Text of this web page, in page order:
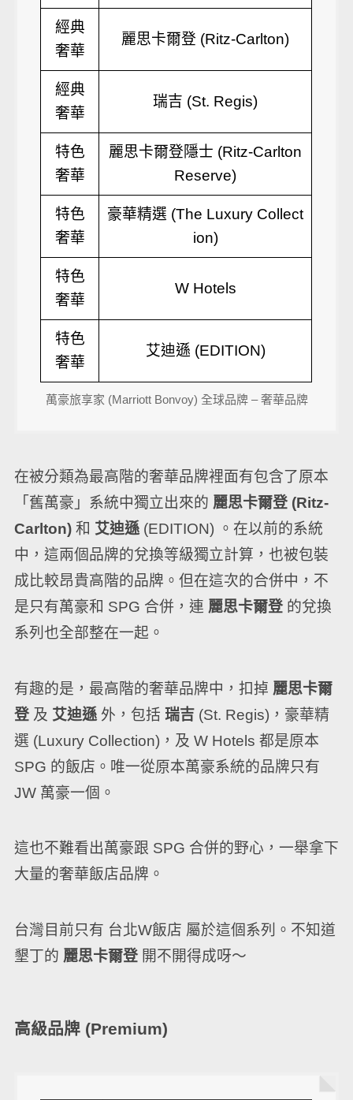
經典
奢華
麗思卡爾登 (Ritz-Carlton)
經典
奢華
瑞吉 (St. Regis)
特色
奢華
麗思卡爾登隱士 (Ritz-Carlton
Reserve)
特色
奢華
豪華精選 (The Luxury Collect
ion)
特色
奢華
W Hotels
特色
奢華
艾迪遜 (EDITION)
萬豪旅享家 (Marriott Bonvoy) 全球品牌 – 奢華品牌
在被分類為最高階的奢華品牌裡面有包含了原本
「舊萬豪」系統中獨立出來的 麗思卡爾登 (Ritz-
Carlton) 和 艾迪遜(EDITION) 。在以前的系統
中，這兩個品牌的兌換等級獨立計算，也被包裝
成比較昂貴高階的品牌。但在這次的合併中，不
是只有萬豪和 SPG 合併，連 麗思卡爾登的兌換
系列也全部整在一起。
有趣的是，最高階的奢華品牌中，扣掉 麗思卡爾
登 及 艾迪遜外，包括 瑞吉(St. Regis)，豪華精
選 (Luxury Collection)，及 W Hotels 都是原本
SPG 的飯店。唯一從原本萬豪系統的品牌只有
JW 萬豪一個。
這也不難看出萬豪跟 SPG 合併的野心，一舉拿下
大量的奢華飯店品牌。
台灣目前只有 台北W飯店 屬於這個系列。不知道
墾丁的 麗思卡爾登開不開得成呀～
高級品牌 (Premium)